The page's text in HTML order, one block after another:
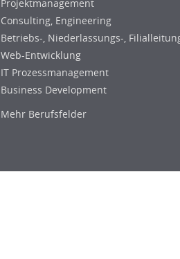
Projektmanagement
Consulting, Engineering
Betriebs-, Niederlassungs-,
Web-Entwicklung
IT Prozessmanagement
Business Development
Mehr Berufsfelder